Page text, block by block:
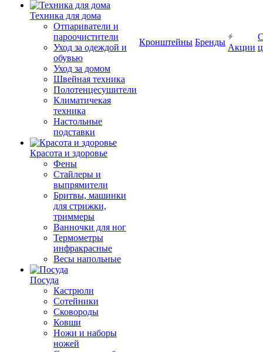
Техника для дома
Отпариватели и
пароочистители
Уход за одеждой и
обувью
Уход за домом
Швейная техника
Полотенцесушители
Климатичекая
техника
Настольные
подставки
Красота и здоровье
Фены
Стайлеры и
выпрямители
Бритвы, машинки
для стрижки,
триммеры
Ванночки для ног
Термометры
инфракрасные
Весы напольные
Посуда
Кастрюли
Сотейники
Сковороды
Ковши
Ножи и наборы
ножей
Кронштейны Бренды
Акции